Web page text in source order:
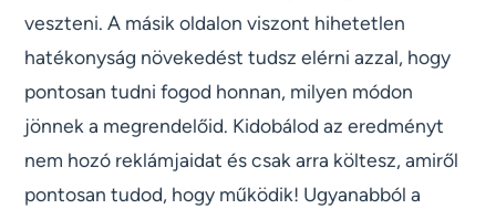
veszteni. A másik oldalon viszont hihetetlen
hatékonyság növekedést tudsz elérni azzal, hogy
pontosan tudni fogod honnan, milyen módon
jönnek a megrendelőid. Kidobálod az eredményt
nem hozó reklámjaidat és csak arra költesz, amiről
pontosan tudod, hogy működik! Ugyanabból a